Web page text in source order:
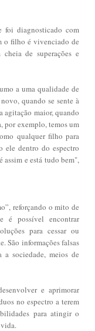
foi diagnosticado com
o filho é vivenciado de
de superações e
a uma qualidade de
quando se sente à
agitação maior, quando
por exemplo, temos um
qualquer filho para
ele dentro do espectro
e está tudo bem",
reforçando o mito de
é possível encontrar
para cessar ou
São informações falsas
a sociedade, meios de
e aprimorar
no espectro a terem
para atingir o